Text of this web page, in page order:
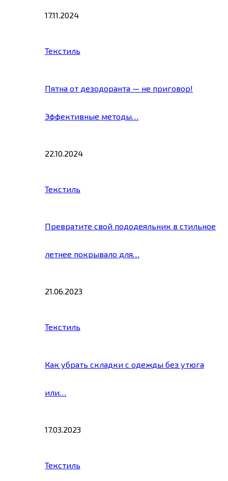
17.11.2024
Текстиль
Пятна от дезодоранта — не приговор!
Эффективные методы…
22.10.2024
Текстиль
Превратите свой пододеяльник в стильное
летнее покрывало для…
21.06.2023
Текстиль
Как убрать складки с одежды без утюга
или…
17.03.2023
Текстиль